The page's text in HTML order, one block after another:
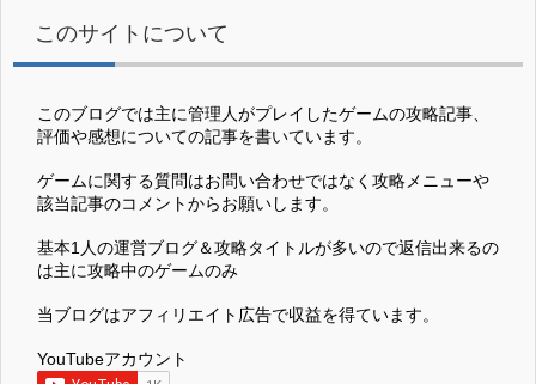
このサイトについて
このブログでは主に管理人がプレイしたゲームの攻略記事、
評価や感想についての記事を書いています。
ゲームに関する質問はお問い合わせではなく攻略メニューや
該当記事のコメントからお願いします。
基本1人の運営ブログ＆攻略タイトルが多いので返信出来るの
は主に攻略中のゲームのみ
当ブログはアフィリエイト広告で収益を得ています。
YouTubeアカウント